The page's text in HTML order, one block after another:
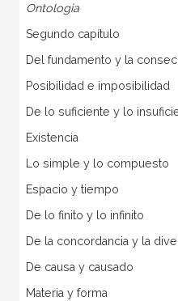
Ontologia
Segundo capítulo
Del fundamento y la
Posibilidad e imposibilidad
De lo suficiente y lo
Existencia
Lo simple y lo compuesto
Espacio y tiempo
De lo finito y lo infinito
De la concordancia y la
De causa y causado
Materia y forma